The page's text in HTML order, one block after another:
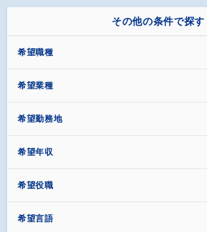
その他の条件で探す
希望職種
希望業種
希望勤務地
希望年収
希望役職
希望言語